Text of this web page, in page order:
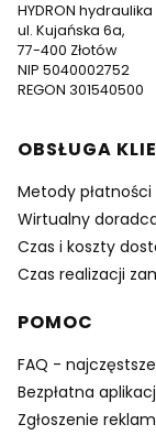
HYDRON hydraulika
ul. Kujańska 6a,
77-400 Złotów
NIP 5040002752
REGON 301540500
Linki w
OBSŁUGA
Metody płatności
Wirtualny
Czas i koszty
Czas realizacji
POMOC
FAQ -
Bezpłatna
Zgłoszenie